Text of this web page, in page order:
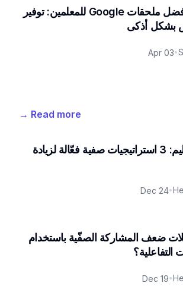
أكثر من 30+ أفضل ملحقات Google للمعلمين: توفير
بشكل أذكى
•
Apr 03
Read more
→
التلعيب في التعليم: 3 استراتيجيات صفية فعّالة لزيادة
•
Dec 24
ضعف المشاركة الصفّية باستخدام
التفاعلية؟
•
Dec 19